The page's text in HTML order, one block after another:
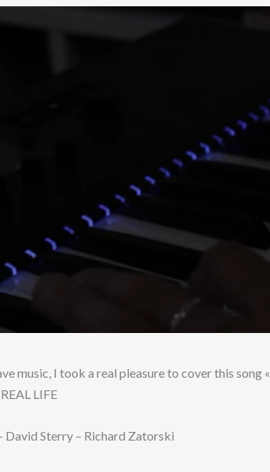
music, I took a real pleasure to cover this song
LIFE
Sterry – Richard Zatorski